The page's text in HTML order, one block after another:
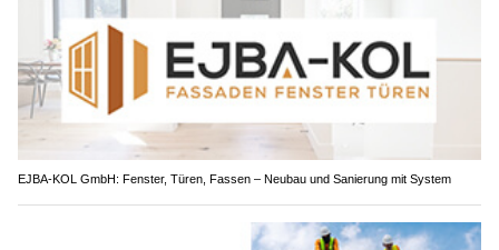
EJBA-KOL GmbH: Fenster, Türen, Fassen – Neubau und Sanierung mit System